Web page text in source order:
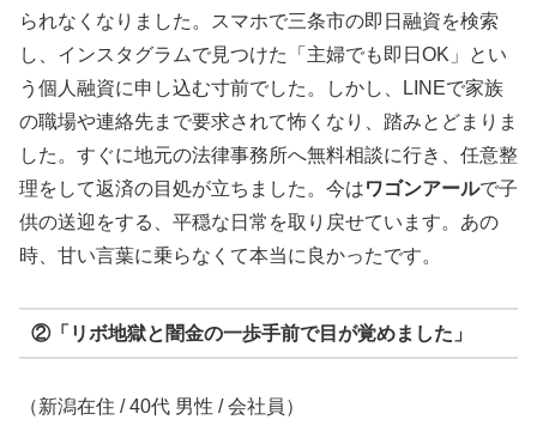
られなくなりました。スマホで三条市の即日融資を検索
し、インスタグラムで見つけた「主婦でも即日OK」とい
う個人融資に申し込む寸前でした。しかし、LINEで家族
の職場や連絡先まで要求されて怖くなり、踏みとどまりま
した。すぐに地元の法律事務所へ無料相談に行き、任意整
理をして返済の目処が立ちました。今はワゴンアールで子
供の送迎をする、平穏な日常を取り戻せています。あの
時、甘い言葉に乗らなくて本当に良かったです。
②「リボ地獄と闇金の一歩手前で目が覚めました」
（新潟在住 / 40代 男性 / 会社員）